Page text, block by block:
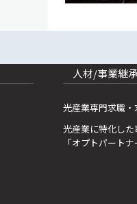
人材/事業継
光産業専門求職・
光産業に特化し
「オプトパートナ